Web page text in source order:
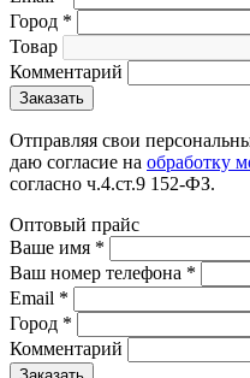
Город *
Товар
Комментарий
Отправляя свои
даю согласие на обработку
согласно ч.4.ст.9 152-ФЗ.
Оптовый прайс
Ваше имя *
Ваш номер телефона *
Email *
Город *
Комментарий